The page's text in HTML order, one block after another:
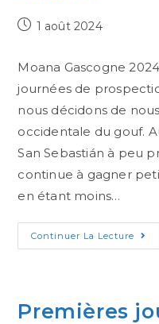
1 août 2024
Moana Gascogne
journées de
nous décidons de
occidentale du gouf.
San Sebastián à peu
continue à gagner
en étant moins…
Continuer La Lecture
Premières